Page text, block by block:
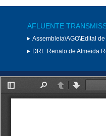
AFLUENTE
Assembleia\AGO\Edital
DRI: Renato de Almeida